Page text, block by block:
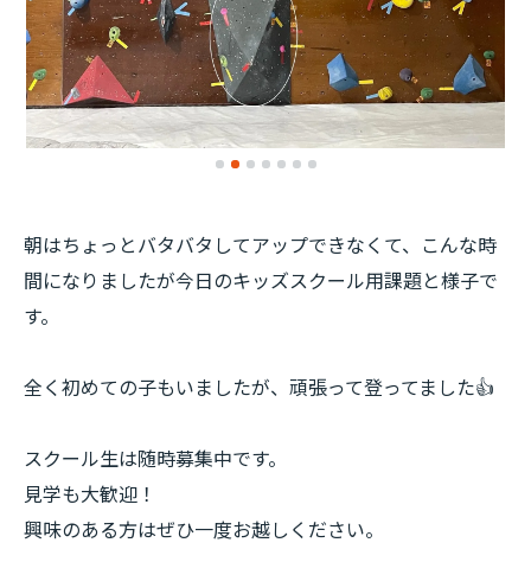
朝はちょっとバタバタしてアップできなくて、こんな時
間になりましたが今日のキッズスクール用課題と様子で
す。
全く初めての子もいましたが、頑張って登ってました👍
スクール生は随時募集中です。
見学も大歓迎！
興味のある方はぜひ一度お越しください。